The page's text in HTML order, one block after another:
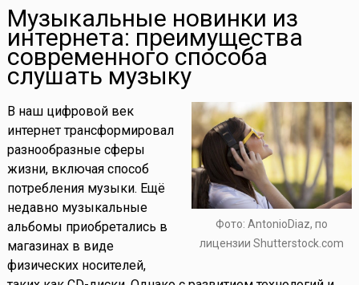
Музыкальные новинки из
интернета: преимущества
современного способа
слушать музыку
Фото: AntonioDiaz, по
лицензии Shutterstock.com
В наш цифровой век
интернет трансформировал
разнообразные сферы
жизни, включая способ
потребления музыки. Ещё
недавно музыкальные
альбомы приобретались в
магазинах в виде
физических носителей,